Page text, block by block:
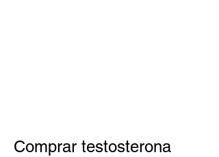
Comprar testosterona